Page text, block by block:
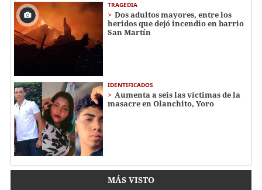
TRAGEDIA
Dos adultos mayores, entre los
heridos que dejó incendio en barrio
San Martín
IDENTIFICADOS
Aumenta a seis las víctimas de la
masacre en Olanchito, Yoro
MÁS VISTO